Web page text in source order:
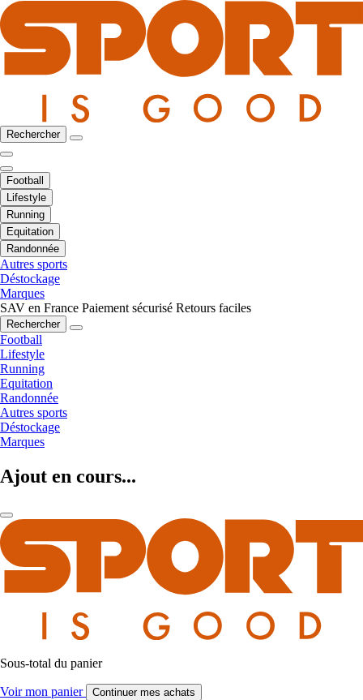
Rechercher
Football
Lifestyle
Running
Equitation
Randonnée
Autres sports
Déstockage
Marques
SAV en France Paiement sécurisé Retours faciles
Rechercher
Football
Lifestyle
Running
Equitation
Randonnée
Autres sports
Déstockage
Marques
Ajout en cours...
Sous-total du panier
Voir mon panier Continuer mes achats